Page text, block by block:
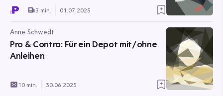
3 min. 01.07.2025
Anne Schwedt
Pro & Contra: Für ein Depot mit/ohne
Anleihen
10 min. 30.06.2025